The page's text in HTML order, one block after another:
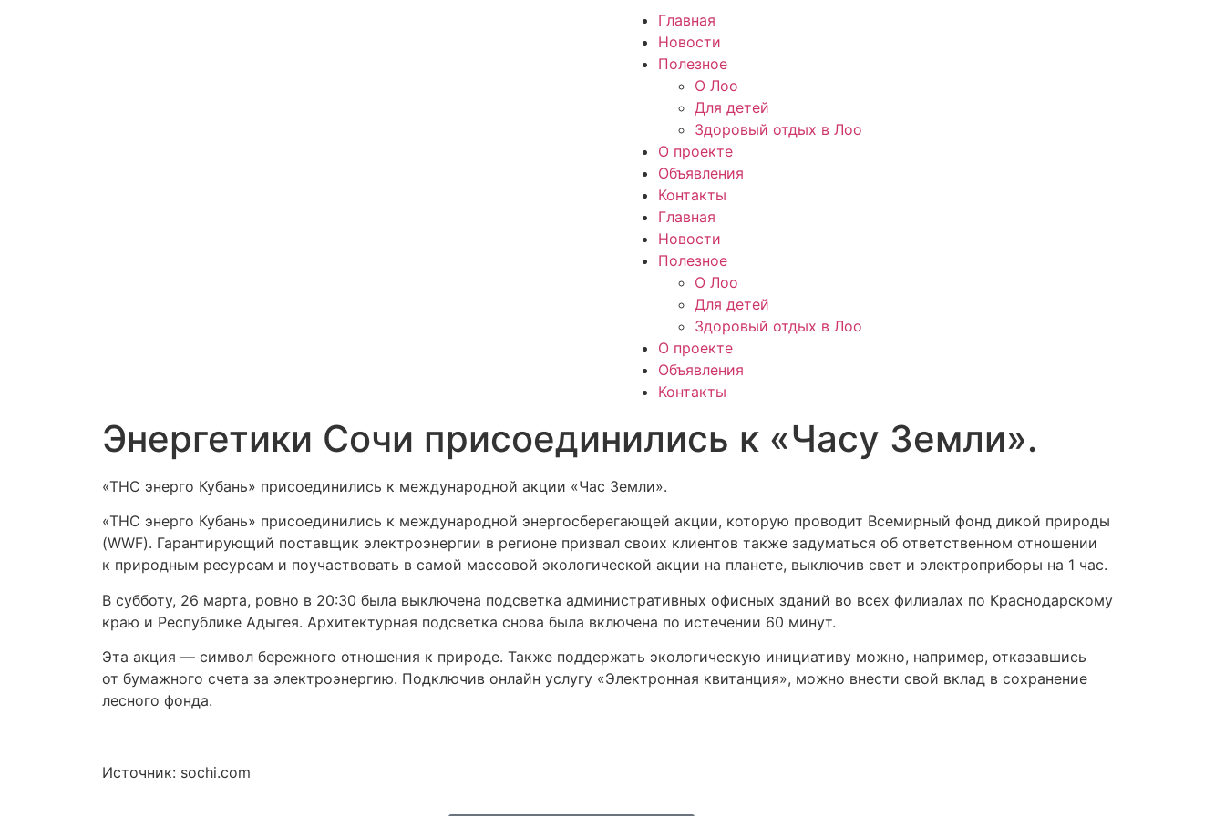
Главная
Новости
Полезное
О Лоо
Для детей
Здоровый отдых в Лоо
О проекте
Объявления
Контакты
Главная
Новости
Полезное
О Лоо
Для детей
Здоровый отдых в Лоо
О проекте
Объявления
Контакты
Энергетики Сочи присоединились к «Часу Земли».
«ТНС энерго Кубань» присоединились к международной акции «Час Земли».
«ТНС энерго Кубань» присоединились к международной энергосберегающей акции, которую проводит Всемирный фонд дикой природы
(WWF). Гарантирующий поставщик электроэнергии в регионе призвал своих клиентов также задуматься об ответственном отношении
к природным ресурсам и поучаствовать в самой массовой экологической акции на планете, выключив свет и электроприборы на 1 час.
В субботу, 26 марта, ровно в 20:30 была выключена подсветка административных офисных зданий во всех филиалах по Краснодарскому
краю и Республике Адыгея. Архитектурная подсветка снова была включена по истечении 60 минут.
Эта акция — символ бережного отношения к природе. Также поддержать экологическую инициативу можно, например, отказавшись
от бумажного счета за электроэнергию. Подключив онлайн услугу «Электронная квитанция», можно внести свой вклад в сохранение
лесного фонда.
Источник: sochi.com